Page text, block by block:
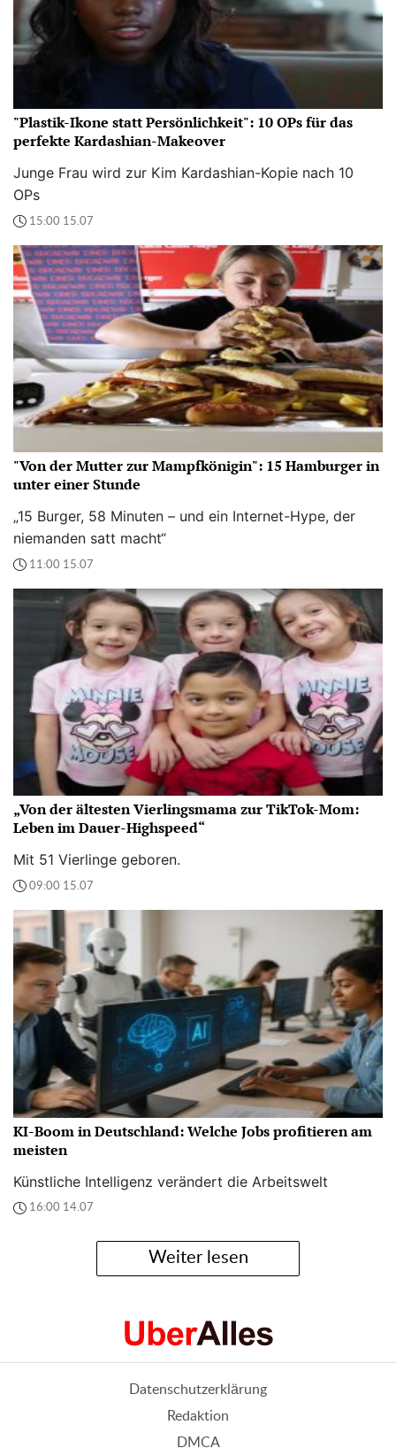
"Plastik-Ikone statt Persönlichkeit": 10 OPs für das
perfekte Kardashian-Makeover
Junge Frau wird zur Kim Kardashian-Kopie nach 10
OPs
15:00 15.07
"Von der Mutter zur Mampfkönigin": 15 Hamburger in
unter einer Stunde
„15 Burger, 58 Minuten – und ein Internet-Hype, der
niemanden satt macht“
11:00 15.07
„Von der ältesten Vierlingsmama zur TikTok-Mom:
Leben im Dauer-Highspeed“
Mit 51 Vierlinge geboren.
09:00 15.07
KI-Boom in Deutschland: Welche Jobs profitieren am
meisten
Künstliche Intelligenz verändert die Arbeitswelt
16:00 14.07
Weiter lesen
Datenschutzerklärung
Redaktion
DMCA